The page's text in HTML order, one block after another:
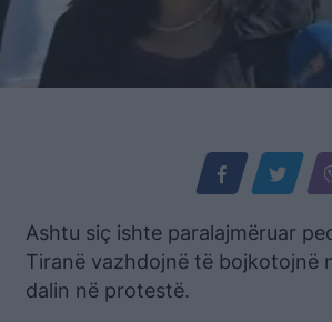
Ashtu siç ishte paralajmëruar
Tiranë vazhdojnë të bojkotojnë
dalin në protestë.